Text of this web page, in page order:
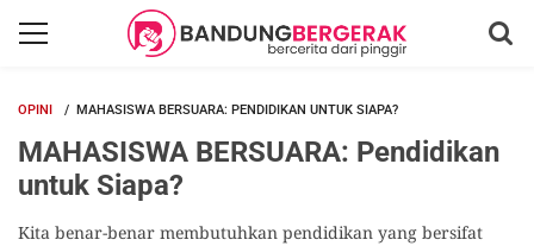
OPINI MAHASISWA BERSUARA: PENDIDIKAN UNTUK SIAPA?
MAHASISWA BERSUARA: Pendidikan
untuk Siapa?
Kita benar-benar membutuhkan pendidikan yang bersifat